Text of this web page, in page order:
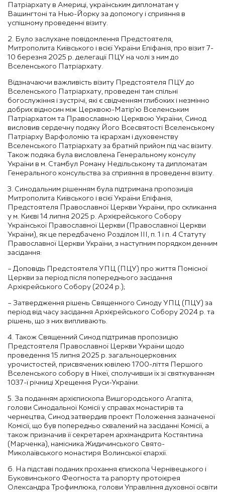
Патріархату в Америці, українським дипломатам у
Вашингтоні та Нью-Йорку за допомогу і сприяння в
успішному проведенні візиту.
2. Було заслухане повідомлення Предстоятеля,
Митрополита Київського і всієї України Епіфанія, про візит 7-
10 березня 2025 р. делегації ПЦУ на чолі з ним до
Вселенського Патріархату.
Відзначаючи важливість візиту Предстоятеля ПЦУ до
Вселенського Патріархату, проведені там спільні
богослужіння і зустрічі, які є свідченням глибоких і незмінно
добрих відносин між Церквою-Матір’ю Вселенським
Патріархатом та Православною Церквою України, Синод
висловив сердечну подяку Його Всесвятості Вселенському
Патріарху Варфоломію та ієрархам і духовенству
Вселенського Патріархату за братній прийом під час візиту.
Також подяка була висловлена Генеральному консулу
України в м. Стамбул Роману Недільському та дипломатам
Генерального консульства за сприяння в проведенні візиту.
3. Синодальним рішенням була підтримана пропозиція
Митрополита Київського і всієї України Епіфанія,
Предстоятеля Православної Церкви України, про скликання
у м. Києві 14 липня 2025 р. Архієрейського Собору
Української Православної Церкви (Православної Церкви
України), як це передбачено Розділом III, п. 1 і п. 4 Статуту
Православної Церкви України, з наступним порядком денним
засідання:
– Доповідь Предстоятеля УПЦ (ПЦУ) про життя Помісної
Церкви за період після попереднього засідання
Архієрейського Собору (2024 р.);
– Затвердження рішень Священного Синоду УПЦ (ПЦУ) за
період від часу засідання Архієрейського Собору 2024 р. та
рішень, що з них випливають.
4. Також Священний Синод підтримав пропозицію
Предстоятеля Православної Церкви України щодо
проведення 15 липня 2025 р. загальноцерковних
урочистостей, присвячених ювілею 1700-ліття Першого
Вселенського собору в Нікеї, сполучивши їх зі святкуванням
1037-ї річниці Хрещення Руси-України.
5. За поданням архієпископа Вишгородського Агапіта,
голови Синодальної Комісії у справах монастирів та
чернецтва, Синод затвердив проект Положення зазначеної
Комісії, що був попередньо схвалений на засіданні Комісії, а
також призначив її секретарем архімандрита Костянтина
(Марченка), намісника Жидичинського Свято-
Миколаївського монастиря Волинської єпархії.
6. На підставі поданих прохання єпископа Чернівецького і
Буковинського Феогноста та рапорту протоієрея
Олександра Трофимлюка, голови Управління духовної освіти